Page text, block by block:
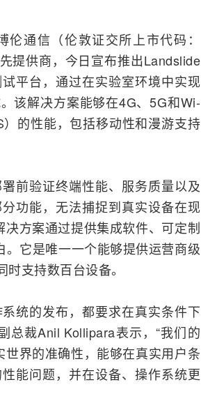
伦通信（伦敦证交所上市代码：
提供商，今日宣布推出Landslide
平台，通过在实验室环境中实现
该解决方案能够在4G、5G和Wi-
的性能，包括移动性和漫游支持
前验证终端性能、服务质量以及
功能，无法捕捉到真实设备在现
方案通过提供集成软件、可定制
它是唯一一个能够提供运营商级
支持数百台设备。
统的发布，都要求在真实条件下
总裁Anil Kollipara表示，“我们的
界的准确性，能够在真实用户条
能问题，并在设备、操作系统更